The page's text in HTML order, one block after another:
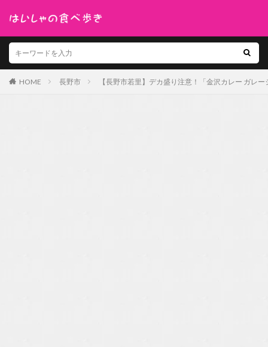
HOME 長野市 【長野市若里】デカ盛り注意！「金沢カレー ガレ